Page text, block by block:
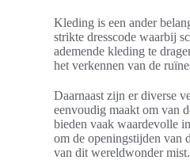
Kleding is een ander
strikte dresscode waarbij
ademende kleding te
het verkennen van de
Daarnaast zijn er diverse
eenvoudig maakt om van
bieden vaak waardevolle
om de openingstijden van
van dit wereldwonder mist.